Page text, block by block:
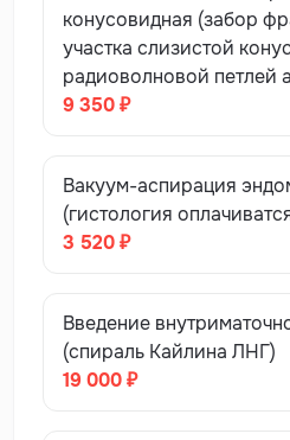
конусовидная (забор
участка слизистой
радиоволновой петлей
9 350 ₽
Вакуум-аспирация
(гистология
3 520 ₽
Введение
(спираль Кайлина ЛНГ)
19 000 ₽